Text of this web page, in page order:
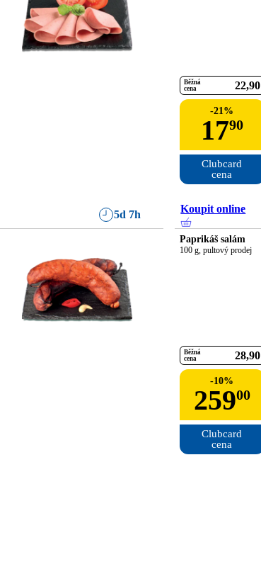
Běžná
cena
22 90
-21%
1790
Clubcard
cena
5d 7h Koupit online
Paprikáš salám
100 g, pultový prodej
Běžná
cena
28 90
-10%
25900
Clubcard
cena